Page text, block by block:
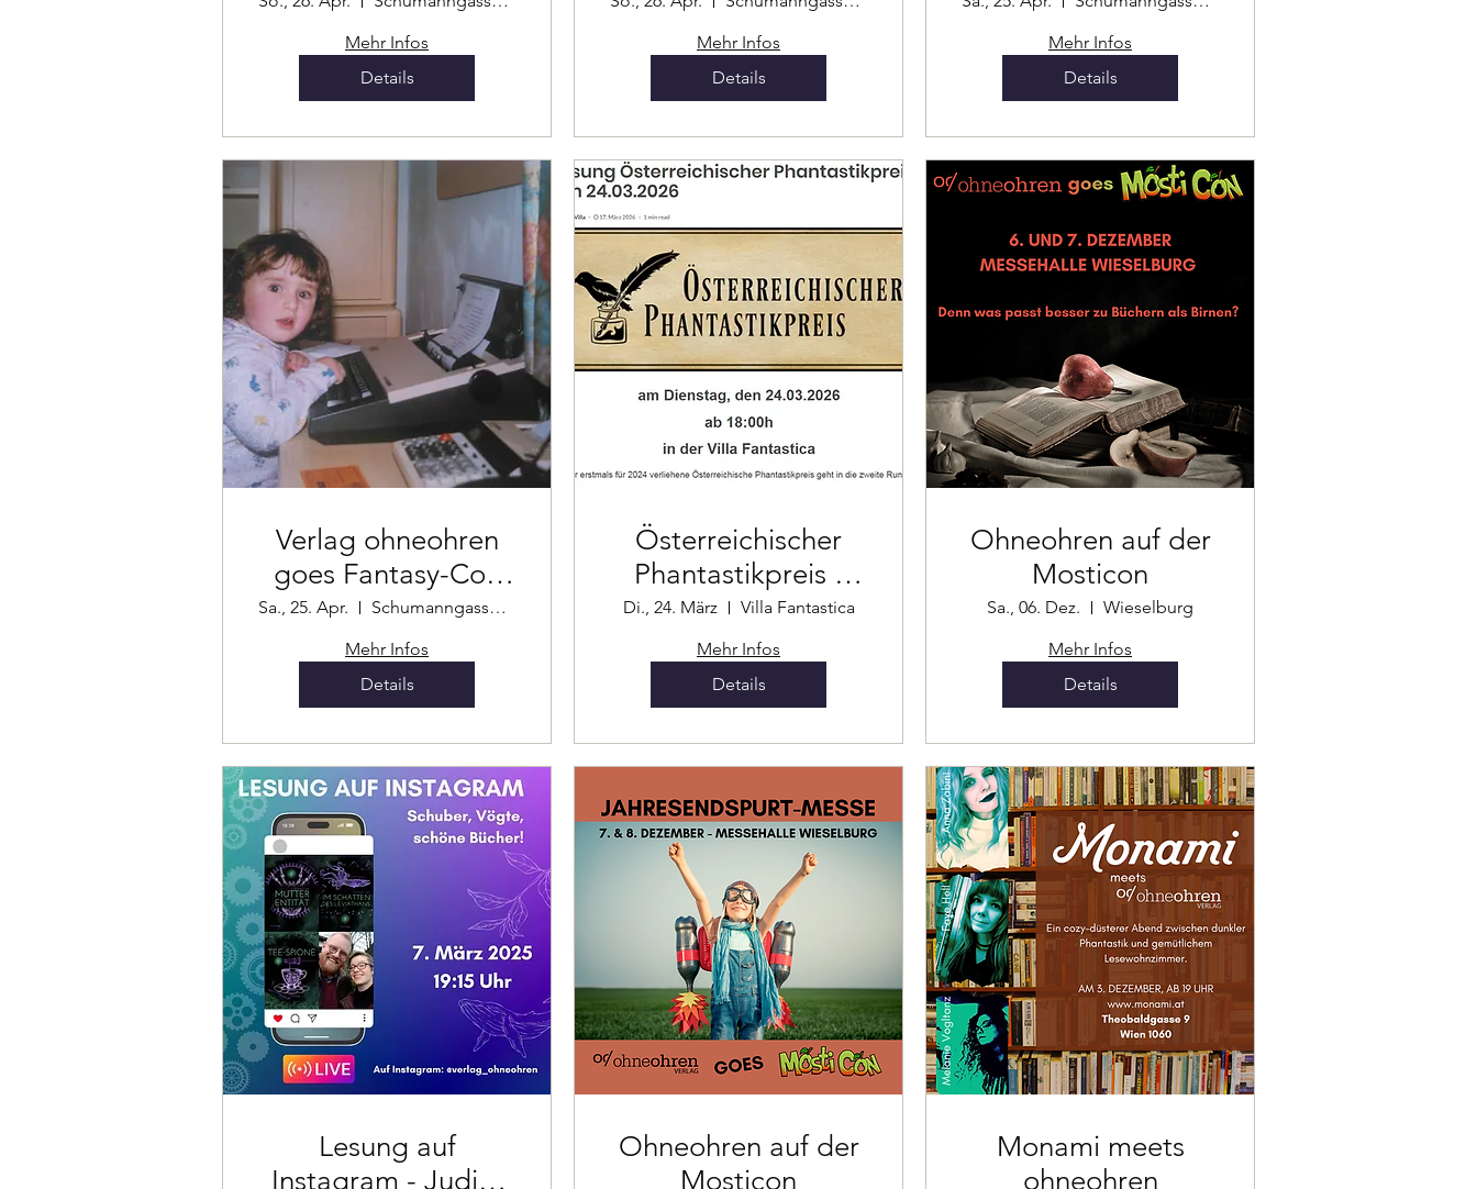
Mehr Infos
Details
Mehr Infos
Details
Mehr Infos
Details
Verlag ohneohren
goes Fantasy-Con
Wien
Sa., 25. Apr.
Schumanngasse 101
Mehr Infos
Details
Österreichischer
Phantastikpreis -
Lesung Shortlist
Di., 24. März
Villa Fantastica
Mehr Infos
Details
Ohneohren auf der
Mosticon
Sa., 06. Dez.
Wieselburg
Mehr Infos
Details
Lesung auf
Instagram - Judith
Ohneohren auf der
Mosticon
Monami meets
ohneohren